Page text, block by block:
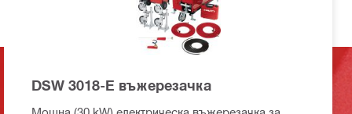
DSW 3018-E въжерезачка